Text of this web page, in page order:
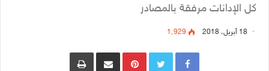
كل الإدانات مرفقة بالمصادر
18 أبريل، 2018 1٬929
Pinterestمشاركة عبر البريد طباعة